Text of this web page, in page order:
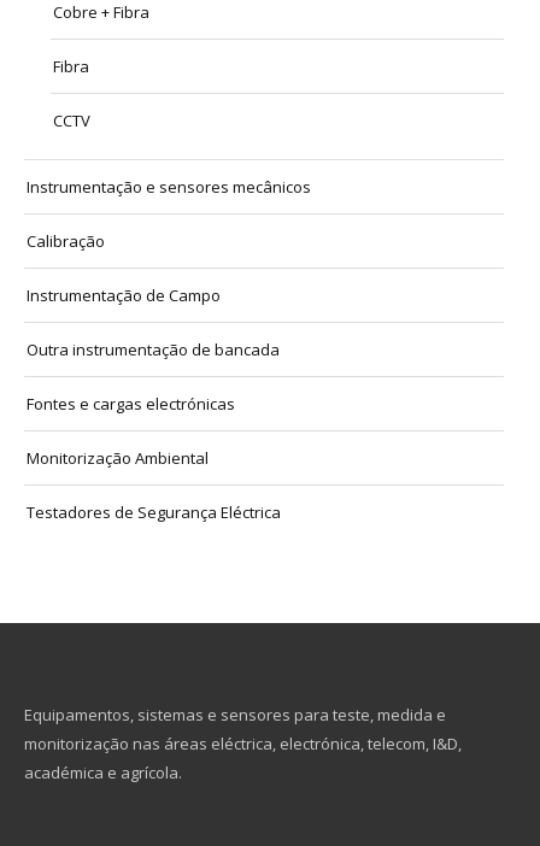
Cobre + Fibra
Fibra
CCTV
Instrumentação e sensores mecânicos
Calibração
Instrumentação de Campo
Outra instrumentação de bancada
Fontes e cargas electrónicas
Monitorização Ambiental
Testadores de Segurança Eléctrica
Equipamentos, sistemas e sensores para teste, medida e
monitorização nas áreas eléctrica, electrónica, telecom, I&D,
académica e agrícola.